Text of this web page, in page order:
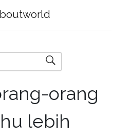
orang
lebih